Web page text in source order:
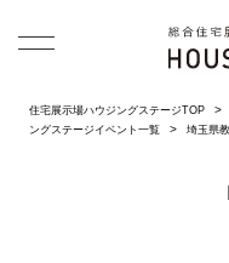
住宅展示場ハウジングステージTOP
ングステージイベント一覧
埼玉県